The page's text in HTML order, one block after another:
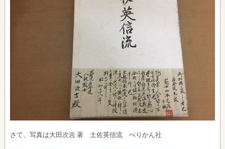
さて、写真は大田次吉 著 土佐英信流 ぺりかん社